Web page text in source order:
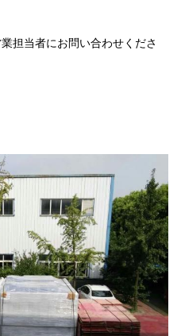
担当者にお問い合わせくださ